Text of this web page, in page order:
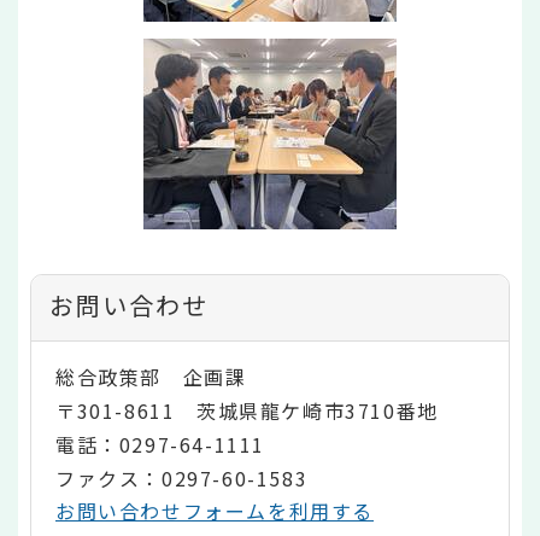
お問い合わせ
総合政策部 企画課
〒301-8611 茨城県龍ケ崎市3710番地
電話：0297-64-1111
ファクス：0297-60-1583
お問い合わせフォームを利用する